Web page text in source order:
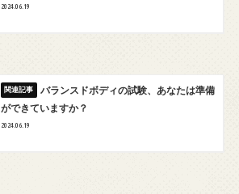
2024.06.19
バランスドボディの試験、あなたは準備
ができていますか？
2024.06.19